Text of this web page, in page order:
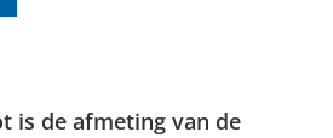
is de afmeting van de